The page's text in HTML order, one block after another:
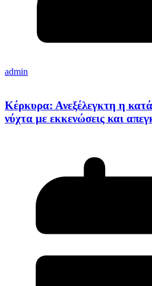
admin
Κέρκυρα: Ανεξέλεγκτη η
νύχτα με εκκενώσεις και